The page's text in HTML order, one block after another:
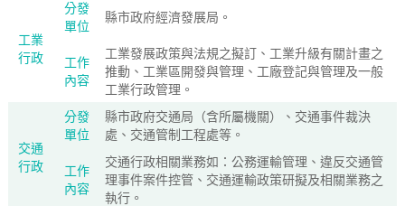
工業
行政
分發
單位
縣市政府經濟發展局。
工作
內容
工業發展政策與法規之擬訂、工業升級有關計畫之
推動、工業區開發與管理、工廠登記與管理及一般
工業行政管理。
交通
行政
分發
單位
縣市政府交通局（含所屬機關）、交通事件裁決
處、交通管制工程處等。
工作
內容
交通行政相關業務如：公務運輸管理、違反交通管
理事件案件控管、交通運輸政策研擬及相關業務之
執行。